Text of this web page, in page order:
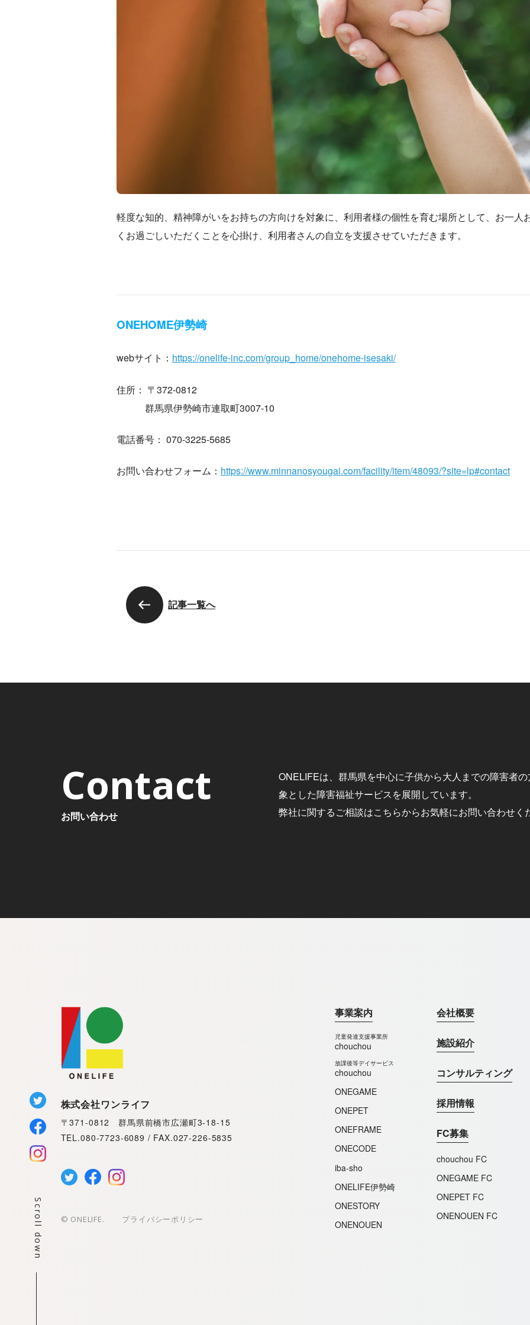
軽度な知的、精神障がいをお持ちの方向けを対象に、利用者様の個性を育む場所として、お一人
くお過ごしいただくことを心掛け、利用者さんの自立を支援させていただきます。
ONEHOME伊勢崎
webサイト： https://onelife-inc.com/group_home/onehome-isesaki/
住所： 〒372-0812
群馬県伊勢崎市連取町3007-10
電話番号： 070-3225-5685
お問い合わせフォーム： https://www.minnanosyougai.com/facility/item/48093/?site=lp#contact
記事一覧へ
Contact
お問い合わせ
ONELIFEは、群馬県を中心に子供から大人までの障害者
象とした障害福祉サービスを展開しています。
弊社に関するご相談はこちらからお気軽にお問い合わせく
株式会社ワンライフ
〒371-0812 群馬県前橋市広瀬町3-18-15
TEL.080-7723-6089 / FAX.027-226-5835
© ONELIFE. プライバシーポリシー
事業案内
児童発達支援事業所
chouchou
放課後等デイサービス
chouchou
ONEGAME
ONEPET
ONEFRAME
ONECODE
iba-sho
ONELIFE伊勢崎
ONESTORY
ONENOUEN
会社概要
施設紹介
コンサルティング
採用情報
FC募集
chouchou FC
ONEGAME FC
ONEPET FC
ONENOUEN FC
Scroll down